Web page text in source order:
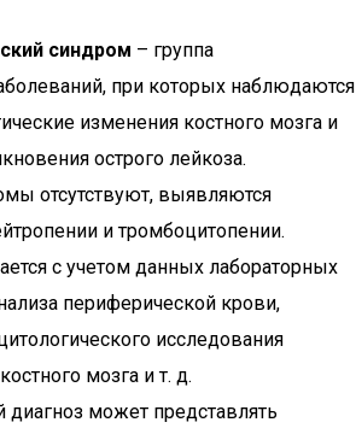
синдром – группа
при которых наблюдаются
изменения костного мозга и
острого лейкоза.
отсутствуют, выявляются
и тромбоцитопении.
с учетом данных лабораторных
периферической крови,
исследования
мозга и т. д.
может представлять